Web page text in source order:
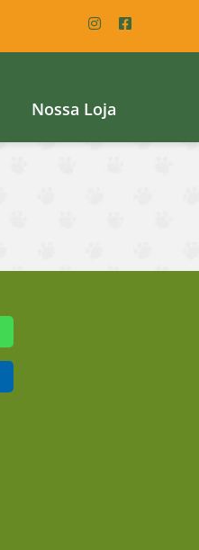
Nossa Loja